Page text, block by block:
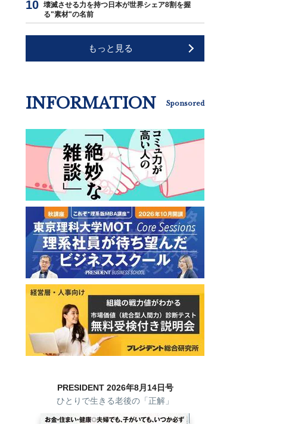
壊滅させる力を持つ日本が世界シェア8割を握
る"素材"の名前
もっと見る
INFORMATION Sponsored
PRESIDENT 2026年8月14日号
ひとりで生きる老後の「正解」